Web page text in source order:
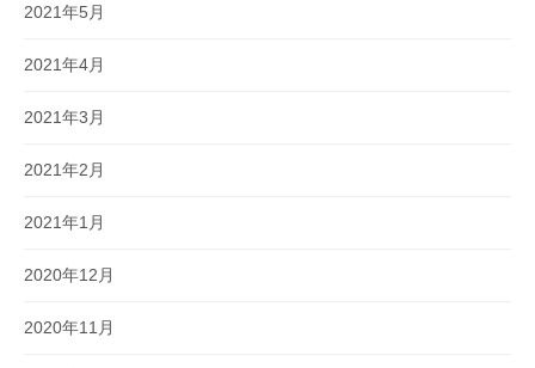
2021年5月
2021年4月
2021年3月
2021年2月
2021年1月
2020年12月
2020年11月